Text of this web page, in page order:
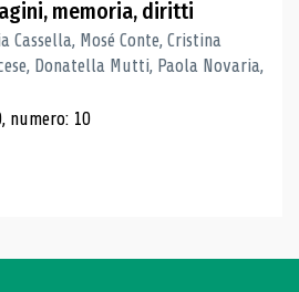
memoria, diritti
Mosé Conte, Cristina
Donatella Mutti, Paola Novaria,
numero: 10